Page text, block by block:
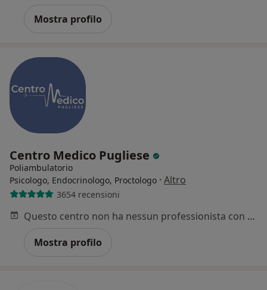
Mostra profilo
Centro Medico Pugliese
Poliambulatorio
Psicologo, Endocrinologo, Proctologo · Altro
3654 recensioni
Questo centro non ha nessun professionista con date disponibili
Mostra profilo